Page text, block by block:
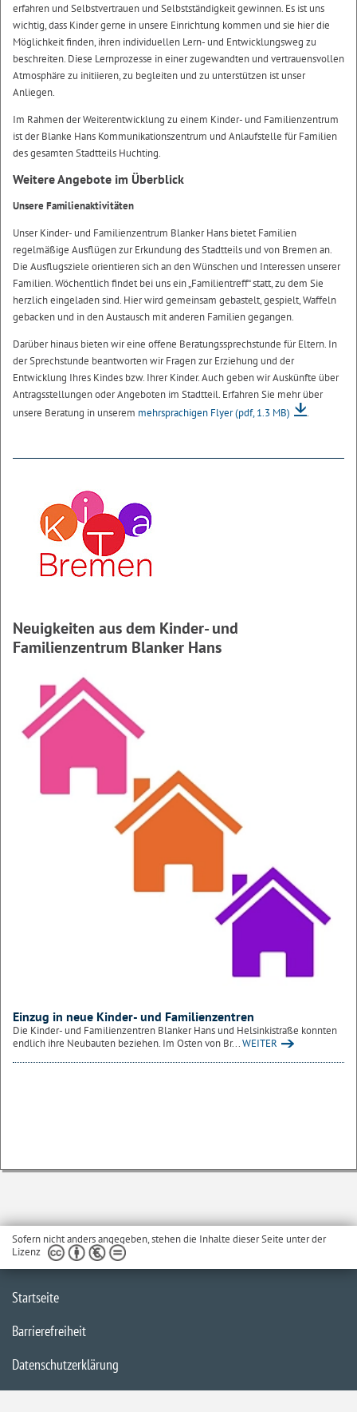
erfahren und Selbstvertrauen und Selbstständigkeit gewinnen. Es ist uns
wichtig, dass Kinder gerne in unsere Einrichtung kommen und sie hier die
Möglichkeit finden, ihren individuellen Lern- und Entwicklungsweg zu
beschreiten. Diese Lernprozesse in einer zugewandten und vertrauensvollen
Atmosphäre zu initiieren, zu begleiten und zu unterstützen ist unser
Anliegen.
Im Rahmen der Weiterentwicklung zu einem Kinder- und Familienzentrum
ist der Blanke Hans Kommunikationszentrum und Anlaufstelle für Familien
des gesamten Stadtteils Huchting.
Weitere Angebote im Überblick
Unsere Familienaktivitäten
Unser Kinder- und Familienzentrum Blanker Hans bietet Familien
regelmäßige Ausflügen zur Erkundung des Stadtteils und von Bremen an.
Die Ausflugsziele orientieren sich an den Wünschen und Interessen unserer
Familien. Wöchentlich findet bei uns ein „Familientreff“ statt, zu dem Sie
herzlich eingeladen sind. Hier wird gemeinsam gebastelt, gespielt, Waffeln
gebacken und in den Austausch mit anderen Familien gegangen.
Darüber hinaus bieten wir eine offene Beratungssprechstunde für Eltern. In
der Sprechstunde beantworten wir Fragen zur Erziehung und der
Entwicklung Ihres Kindes bzw. Ihrer Kinder. Auch geben wir Auskünfte über
Antragsstellungen oder Angeboten im Stadtteil. Erfahren Sie mehr über
unsere Beratung in unserem mehrsprachigen Flyer(pdf, 1.3 MB) .
Neuigkeiten aus dem Kinder- und
Familienzentrum Blanker Hans
Einzug in neue Kinder- und Familienzentren
Die Kinder- und Familienzentren Blanker Hans und Helsinkistraße konnten
endlich ihre Neubauten beziehen. Im Osten von Br...WEITER
Sofern nicht anders angegeben, stehen die Inhalte dieser Seite unter der
Lizenz
Startseite
Barrierefreiheit
Datenschutzerklärung